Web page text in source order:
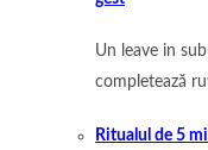
Un leave in
completează
Ritualul de 5